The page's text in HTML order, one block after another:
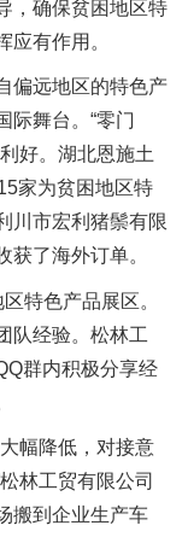
，确保贫困地区特
有作用。
偏远地区的特色产
际舞台。“零门
好。湖北恩施土
家为贫困地区特
川市宏利猪鬃有限
了海外订单。
特色产品展区。
队经验。松林工
群内积极分享经
幅降低，对接意
林工贸有限公司
搬到企业生产车